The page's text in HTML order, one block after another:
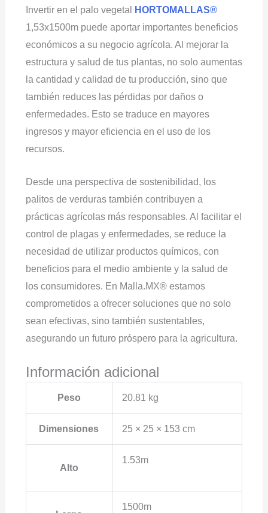
Invertir en el palo vegetal
HORTOMALLAS®
1,53x1500m puede aportar importantes beneficios
económicos a su negocio agrícola. Al mejorar la
estructura y salud de tus plantas, no solo aumentas
la cantidad y calidad de tu producción, sino que
también reduces las pérdidas por daños o
enfermedades. Esto se traduce en mayores
ingresos y mayor eficiencia en el uso de los
recursos.
Desde una perspectiva de sostenibilidad, los
palitos de verduras también contribuyen a
prácticas agrícolas más responsables. Al facilitar el
control de plagas y enfermedades, se reduce la
necesidad de utilizar productos químicos, con
beneficios para el medio ambiente y la salud de
los consumidores. En Malla.MX® estamos
comprometidos a ofrecer soluciones que no solo
sean efectivas, sino también sustentables,
asegurando un futuro próspero para la agricultura.
Información adicional
Peso 20.81 kg
Dimensiones 25 × 25 × 153 cm
Alto
1.53m
1500m